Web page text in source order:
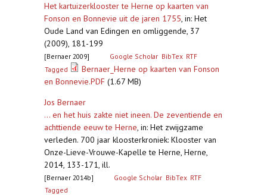
Het kartuizerklooster te Herne op kaarten van
Fonson en Bonnevie uit de jaren 1755, in: Het
Oude Land van Edingen en omliggende, 37
(2009), 181-199
[Bernaer 2009] Google Scholar BibTex RTF
Tagged
Bernaer_Herne op kaarten van Fonson
en Bonnevie.PDF (1.67 MB)
Jos Bernaer
... en het huis zakte niet ineen. De zeventiende en
achttiende eeuw te Herne, in: Het zwijgzame
verleden. 700 jaar kloosterkroniek: Klooster van
Onze-Lieve-Vrouwe-Kapelle te Herne, Herne,
2014, 133-171, ill.
[Bernaer 2014b] Google Scholar BibTex RTF
Tagged